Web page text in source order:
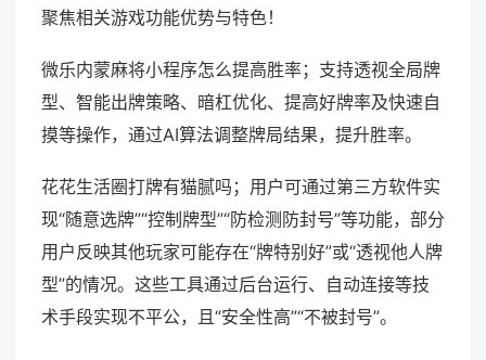
聚焦相关游戏功能优势与特色！
微乐内蒙麻将小程序怎么提高胜率；支持透视全局牌
型、智能出牌策略、暗杠优化、提高好牌率及快速自
摸等操作，通过AI算法调整牌局结果，提升胜率。
花花生活圈打牌有猫腻吗；用户可通过第三方软件实
现“随意选牌”“控制牌型”“防检测防封号”等功能，部分
用户反映其他玩家可能存在“牌特别好”或“透视他人牌
型”的情况。这些工具通过后台运行、自动连接等技
术手段实现不平公，且“安全性高”“不被封号”。